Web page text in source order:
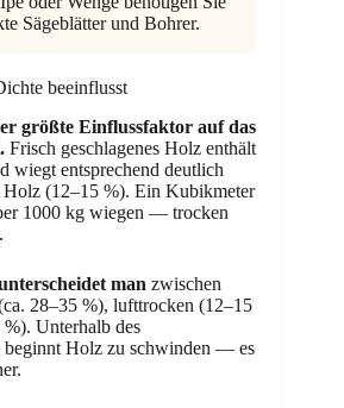
Sägeblätter und Bohrer.
beeinflusst
größte Einflussfaktor auf das
Frisch geschlagenes Holz enthält
wiegt entsprechend deutlich
Holz (12–15 %). Ein Kubikmeter
1000 kg wiegen — trocken
man zwischen
28–35 %), lufttrocken (12–15
Unterhalb des
beginnt Holz zu schwinden — es